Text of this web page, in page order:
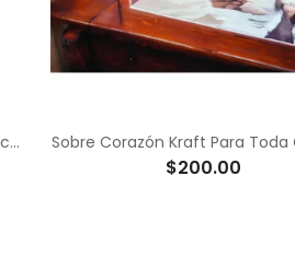
Box Lunch Blanca Con Ventana De Acetato Sobre Corazón Kraft Para Toda
$200.00